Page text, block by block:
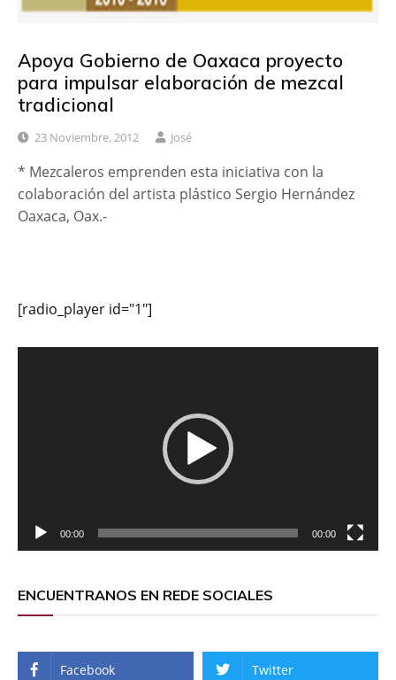
Apoya Gobierno de Oaxaca proyecto
para impulsar elaboración de mezcal
tradicional
23 Noviembre, 2012 José
* Mezcaleros emprenden esta iniciativa con la
colaboración del artista plástico Sergio Hernández
Oaxaca, Oax.-
[radio_player id="1"]
00:00 00:00
ENCUENTRANOS EN REDE SOCIALES
Facebook Twitter